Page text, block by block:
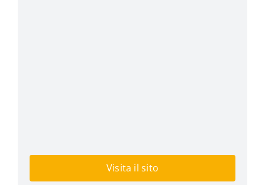
Visita il sito